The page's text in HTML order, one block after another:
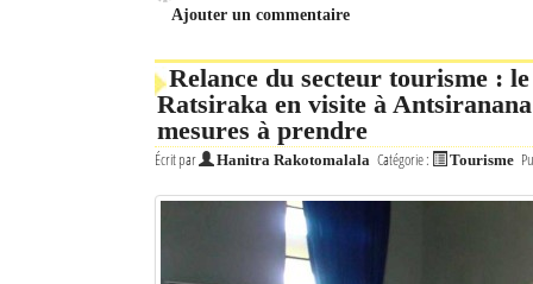
Ajouter un commentaire
Relance du secteur tourisme :
Ratsiraka en visite à
mesures à prendre
Écrit par Hanitra Rakotomalala Catégorie : Tourisme